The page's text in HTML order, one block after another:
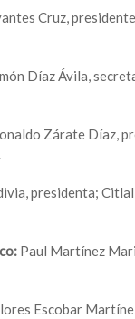
Cruz,
Díaz Ávila,
Zárate Díaz,
presidenta;
Paul Martínez
Escobar